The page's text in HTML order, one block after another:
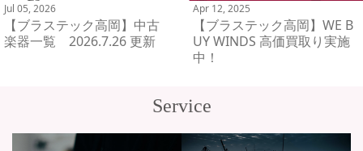
Jul 05, 2026
【ブラステック高岡】中古
楽器一覧 2026.7.26 更新
Apr 12, 2025
【ブラステック高岡】WE B
UY WINDS 高価買取り実施
中！
Service